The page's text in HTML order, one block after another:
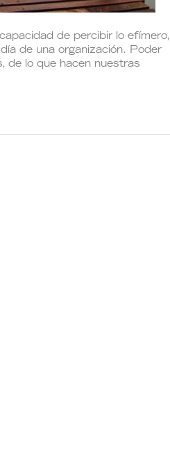
de percibir lo efímero,
de una organización. Poder
de lo que hacen nuestras